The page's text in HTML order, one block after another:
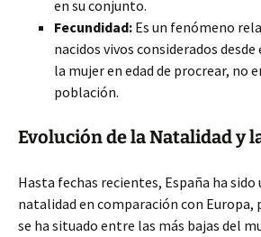
en su conjunto.
Fecundidad: Es un fenómeno
nacidos vivos considerados
la mujer en edad de procrear, no
población.
Evolución de la Natalidad y
Hasta fechas recientes, España ha sido
natalidad en comparación con Europa,
se ha situado entre las más bajas del